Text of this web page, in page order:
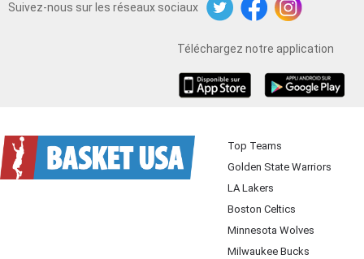
Suivez-nous sur les réseaux sociaux
TwitterFacebookInstagram
Téléchargez notre application
Top Teams
Golden State Warriors
LA Lakers
Boston Celtics
Minnesota Wolves
Milwaukee Bucks